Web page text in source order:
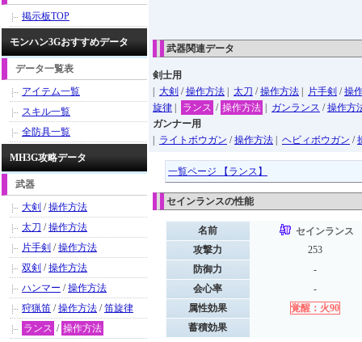
武器関連データ
剣士用
大剣 /操作方法 太刀 /操作方法 片手剣 /操
旋律
ランス / 操作方法 ガンランス /操作方
ガンナー用
ライトボウガン /操作方法 ヘビィボウガン /
一覧ページ 【ランス】
セインランスの性能
名前
セインランス
攻撃力
253
防御力
-
会心率
-
属性効果
覚醒：火90
蓄積効果
掲示板TOP
モンハン3Gおすすめデータ
データ一覧表
アイテム一覧
スキル一覧
全防具一覧
MH3G攻略データ
武器
大剣 /操作方法
太刀 /操作方法
片手剣 /操作方法
双剣 /操作方法
ハンマー /操作方法
狩猟笛 /操作方法 /笛旋律
ランス / 操作方法